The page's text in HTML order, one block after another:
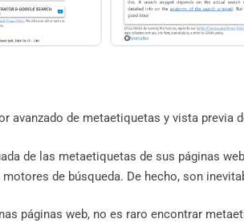
avanzado de metaetiquetas y vista previa
de las metaetiquetas de sus páginas
de búsqueda. De hecho, son
páginas web, no es raro encontrar